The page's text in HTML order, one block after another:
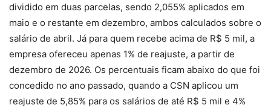
dividido em duas parcelas, sendo 2,055% aplicados em
maio e o restante em dezembro, ambos calculados sobre o
salário de abril. Já para quem recebe acima de R$ 5 mil, a
empresa ofereceu apenas 1% de reajuste, a partir de
dezembro de 2026. Os percentuais ficam abaixo do que foi
concedido no ano passado, quando a CSN aplicou um
reajuste de 5,85% para os salários de até R$ 5 mil e 4%